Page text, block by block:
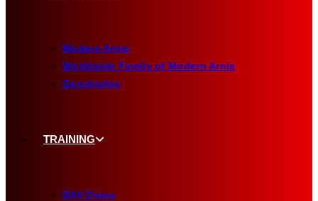
Modern Arnis
Worldwide Family of Modern Arnis
Geschichte
TRAINING
DAV Dojos